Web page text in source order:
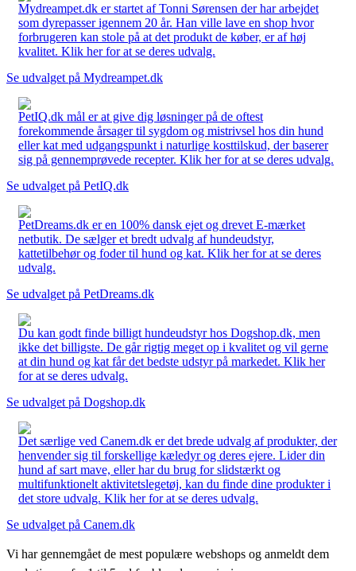
Mydreampet.dk er startet af Tonni Sørensen der har arbejdet
som dyrepasser igennem 20 år. Han ville lave en shop hvor
forbrugeren kan stole på at det produkt de køber, er af høj
kvalitet. Klik her for at se deres udvalg.
Se udvalget på Mydreampet.dk
PetIQ.dk mål er at give dig løsninger på de oftest
forekommende årsager til sygdom og mistrivsel hos din hund
eller kat med udgangspunkt i naturlige kosttilskud, der baserer
sig på gennemprøvede recepter. Klik her for at se deres udvalg.
Se udvalget på PetIQ.dk
PetDreams.dk er en 100% dansk ejet og drevet E-mærket
netbutik. De sælger et bredt udvalg af hundeudstyr,
kattetilbehør og foder til hund og kat. Klik her for at se deres
udvalg.
Se udvalget på PetDreams.dk
Du kan godt finde billigt hundeudstyr hos Dogshop.dk, men
ikke det billigste. De går rigtig meget op i kvalitet og vil gerne
at din hund og kat får det bedste udstyr på markedet. Klik her
for at se deres udvalg.
Se udvalget på Dogshop.dk
Det særlige ved Canem.dk er det brede udvalg af produkter, der
henvender sig til forskellige kæledyr og deres ejere. Lider din
hund af sart mave, eller har du brug for slidstærkt og
multifunktionelt aktivitetslegetøj, kan du finde dine produkter i
det store udvalg. Klik her for at se deres udvalg.
Se udvalget på Canem.dk
Vi har gennemgået de mest populære webshops og anmeldt dem